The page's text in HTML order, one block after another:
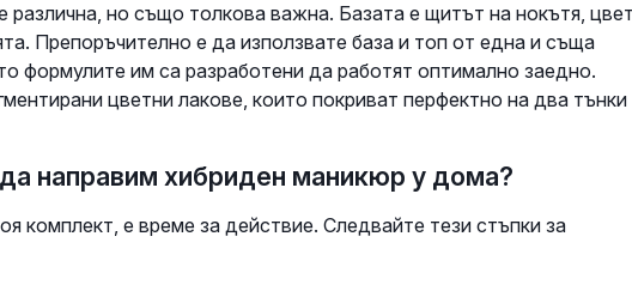
различна, но също толкова важна. Базата е щитът на нокътя,
Препоръчително е да използвате база и топ от една и съща
формулите им са разработени да работят оптимално заедно.
цветни лакове, които покриват перфектно на два тънки
направим хибриден маникюр у дома?
комплект, е време за действие. Следвайте тези стъпки за